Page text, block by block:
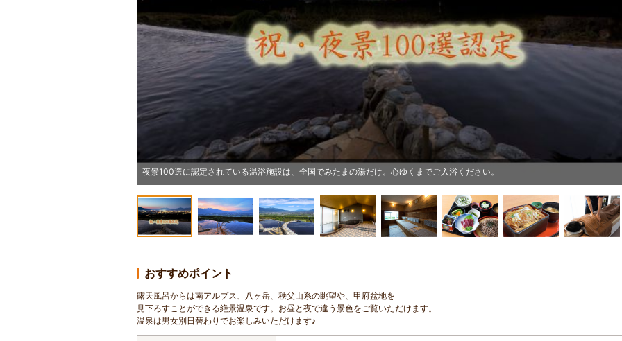
夜景100選に認定されている温浴施設は、全国でみたまの湯だけ。心ゆくまでご入浴ください。
おすすめポイント
露天風呂からは南アルプス、八ヶ岳、秩父山系の眺望や、甲府盆地を
見下ろすことができる絶景温泉です。お昼と夜で違う景色をご覧いただけます。
温泉は男女別日替わりでお楽しみいただけます♪